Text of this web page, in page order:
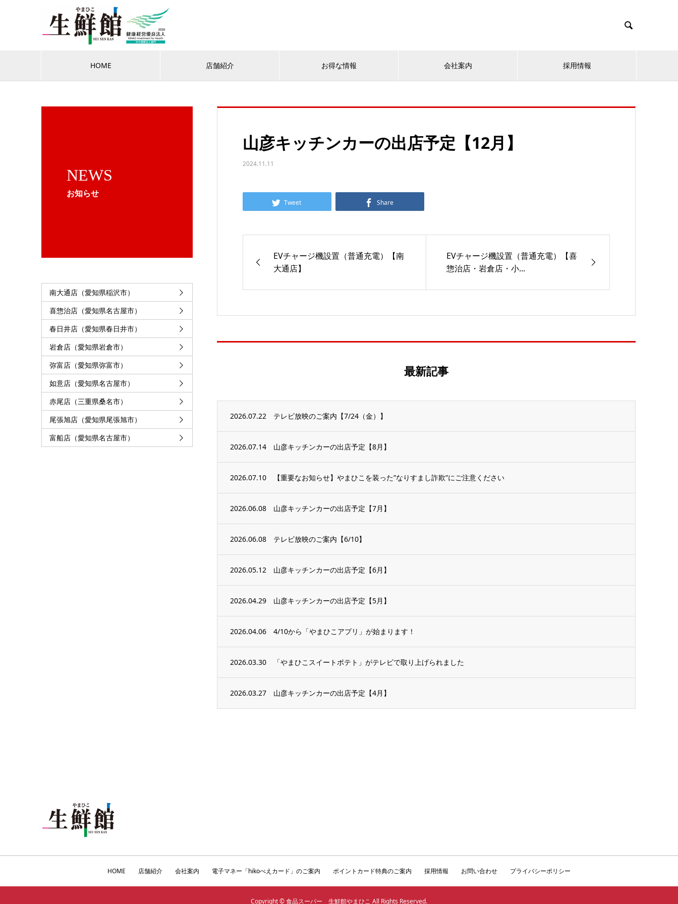

HOME 店舗紹介 お得な情報 会社案内 採用情報
NEWS
お知らせ
山彦キッチンカーの出店予定【12月】
2024.11.11
Tweet Share
EVチャージ機設置（普通充電）【南
大通店】
EVチャージ機設置（普通充電）【喜
惣治店・岩倉店・小...
最新記事
2026.07.22 テレビ放映のご案内【7/24（金）】
2026.07.14 山彦キッチンカーの出店予定【8月】
2026.07.10 【重要なお知らせ】やまひこを装った”なりすまし詐欺”にご注意ください
2026.06.08 山彦キッチンカーの出店予定【7月】
2026.06.08 テレビ放映のご案内【6/10】
2026.05.12 山彦キッチンカーの出店予定【6月】
2026.04.29 山彦キッチンカーの出店予定【5月】
2026.04.06 4/10から「やまひこアプリ」が始まります！
2026.03.30 「やまひこスイートポテト」がテレビで取り上げられました
2026.03.27 山彦キッチンカーの出店予定【4月】
南大通店（愛知県稲沢市）
喜惣治店（愛知県名古屋市）
春日井店（愛知県春日井市）
岩倉店（愛知県岩倉市）
弥富店（愛知県弥富市）
如意店（愛知県名古屋市）
赤尾店（三重県桑名市）
尾張旭店（愛知県尾張旭市）
富船店（愛知県名古屋市）
HOME 店舗紹介 会社案内 電子マネー「hikoべえカード」のご案内 ポイントカード特典のご案内 採用情報 お問い合わせ プライバシーポリシー
Copyright © 食品スーパー 生鮮館やまひこ All Rights Reserved.